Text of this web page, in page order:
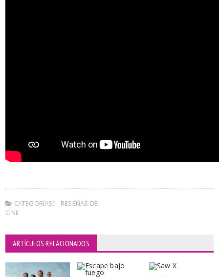
CATEGORÍAS:
RESEÑAS DE
CINE
ARTÍCULOS RELACIONADOS